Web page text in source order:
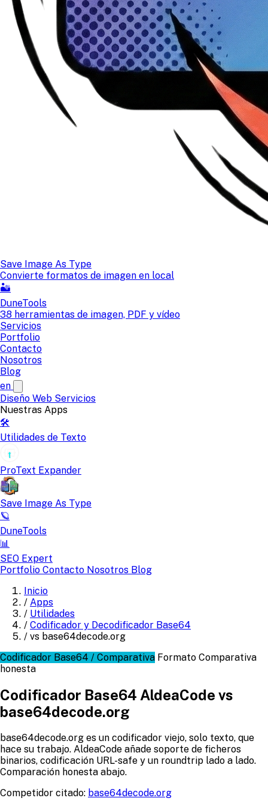
Save Image As Type
Convierte formatos de imagen en local
🏜️
DuneTools
38 herramientas de imagen, PDF y vídeo
Servicios
Portfolio
Contacto
Nosotros
Blog
en
Diseño Web Servicios
Nuestras Apps
🛠️
Utilidades de Texto
ProText Expander
Save Image As Type
🪐
DuneTools
📊
SEO Expert
Portfolio Contacto Nosotros Blog
Inicio
/ Apps
/ Utilidades
/ Codificador y Decodificador Base64
/ vs base64decode.org
Codificador Base64 / Comparativa Formato Comparativa
honesta
Codificador Base64 AldeaCode vs
base64decode.org
base64decode.org es un codificador viejo, solo texto, que
hace su trabajo. AldeaCode añade soporte de ficheros
binarios, codificación URL-safe y un roundtrip lado a lado.
Comparación honesta abajo.
Competidor citado: base64decode.org